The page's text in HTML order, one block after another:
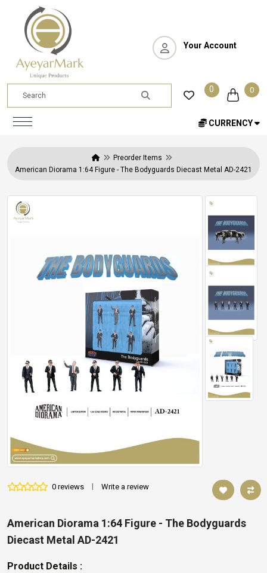
Your Account
0 0
CURRENCY
Preorder Items
American Diorama 1:64 Figure - The Bodyguards Diecast Metal AD-2421
0 reviews | Write a review
American Diorama 1:64 Figure - The Bodyguards
Diecast Metal AD-2421
Product Details :